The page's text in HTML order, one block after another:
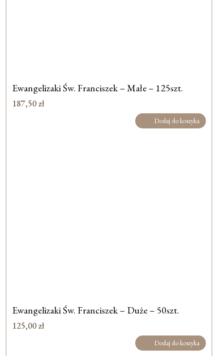
Ewangelizaki Św. Franciszek – Małe – 125szt.
187,50zł
Dodaj do koszyka
Ewangelizaki Św. Franciszek – Duże – 50szt.
125,00zł
Dodaj do koszyka